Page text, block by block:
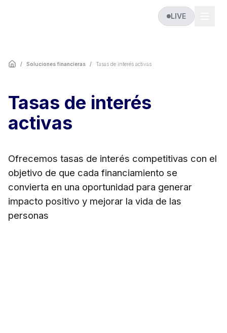
LIVE
/ Soluciones financieras / Tasas de interés activas
Tasas de interés
activas
Ofrecemos tasas de interés competitivas con el
objetivo de que cada financiamiento se
convierta en una oportunidad para generar
impacto positivo y mejorar la vida de las
personas